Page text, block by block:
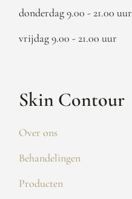
donderdag 9.00 - 21.00 uur
vrijdag 9.00 - 21.00 uur
Skin Contour
Over ons
Behandelingen
Producten